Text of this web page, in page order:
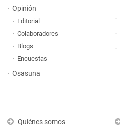
Opinión
Editorial
Colaboradores
Blogs
Encuestas
Osasuna
Quiénes somos